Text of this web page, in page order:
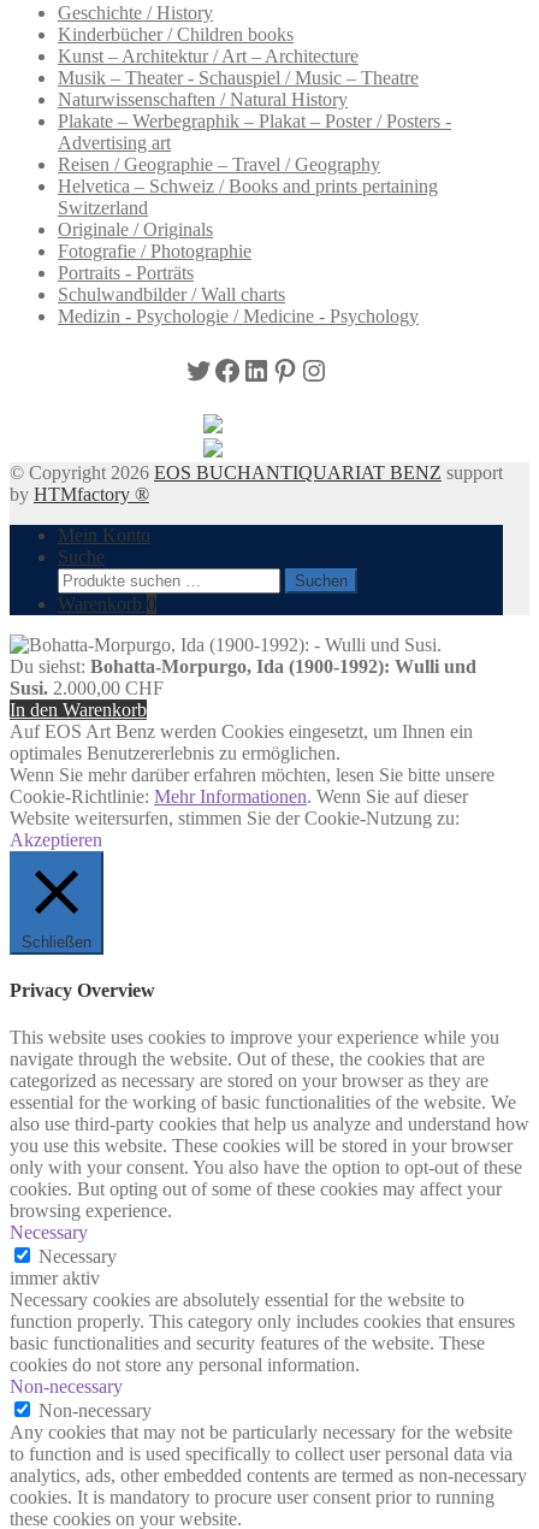
Geschichte / History
Kinderbücher / Children books
Kunst – Architektur / Art – Architecture
Musik – Theater - Schauspiel / Music – Theatre
Naturwissenschaften / Natural History
Plakate – Werbegraphik – Plakat – Poster / Posters -
Advertising art
Reisen / Geographie – Travel / Geography
Helvetica – Schweiz / Books and prints pertaining
Switzerland
Originale / Originals
Fotografie / Photographie
Portraits - Porträts
Schulwandbilder / Wall charts
Medizin - Psychologie / Medicine - Psychology
Twitter
Facebook
LinkedIn
Pinterest
Instagram
© Copyright 2026 EOS BUCHANTIQUARIAT BENZ support
by HTMfactory ®
Mein Konto
Suche
Suchen
nach:
Suchen
Warenkorb 0
Du siehst: Bohatta-Morpurgo, Ida (1900-1992): Wulli und
Susi. 2.000,00 CHF
In den Warenkorb
Auf EOS Art Benz werden Cookies eingesetzt, um Ihnen ein
optimales Benutzererlebnis zu ermöglichen.
Wenn Sie mehr darüber erfahren möchten, lesen Sie bitte unsere
Cookie-Richtlinie: Mehr Informationen. Wenn Sie auf dieser
Website weitersurfen, stimmen Sie der Cookie-Nutzung zu:
Akzeptieren
Schließen
Privacy Overview
This website uses cookies to improve your experience while you
navigate through the website. Out of these, the cookies that are
categorized as necessary are stored on your browser as they are
essential for the working of basic functionalities of the website. We
also use third-party cookies that help us analyze and understand how
you use this website. These cookies will be stored in your browser
only with your consent. You also have the option to opt-out of these
cookies. But opting out of some of these cookies may affect your
browsing experience.
Necessary
Necessary
immer aktiv
Necessary cookies are absolutely essential for the website to
function properly. This category only includes cookies that ensures
basic functionalities and security features of the website. These
cookies do not store any personal information.
Non-necessary
Non-necessary
Any cookies that may not be particularly necessary for the website
to function and is used specifically to collect user personal data via
analytics, ads, other embedded contents are termed as non-necessary
cookies. It is mandatory to procure user consent prior to running
these cookies on your website.